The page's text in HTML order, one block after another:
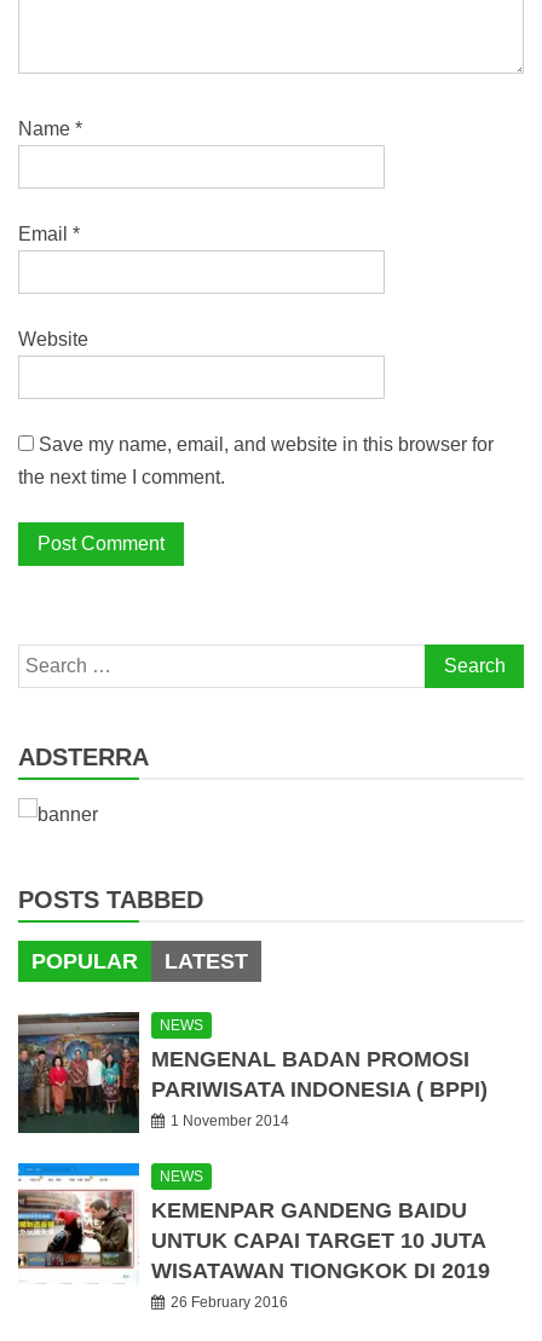
Name *
Email *
Website
Save my name, email, and website in this browser for
the next time I comment.
Search
for:
ADSTERRA
POSTS TABBED
POPULAR LATEST
NEWS
MENGENAL BADAN PROMOSI
PARIWISATA INDONESIA ( BPPI)
1 November 2014
NEWS
KEMENPAR GANDENG BAIDU
UNTUK CAPAI TARGET 10 JUTA
WISATAWAN TIONGKOK DI 2019
26 February 2016